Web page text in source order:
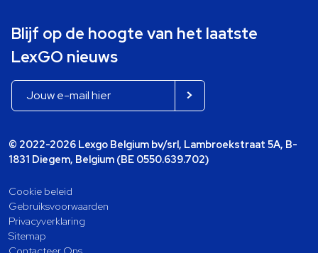
Blijf op de hoogte van het laatste
LexGO nieuws
© 2022-2026 Lexgo Belgium bv/srl, Lambroekstraat 5A, B-
1831 Diegem, Belgium (BE 0550.639.702)
Cookie beleid
Gebruiksvoorwaarden
Privacyverklaring
Sitemap